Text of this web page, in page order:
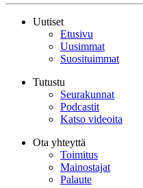
Uutiset
Etusivu
Uusimmat
Suosituimmat
Tutustu
Seurakunnat
Podcastit
Katso videoita
Ota yhteyttä
Toimitus
Mainostajat
Palaute